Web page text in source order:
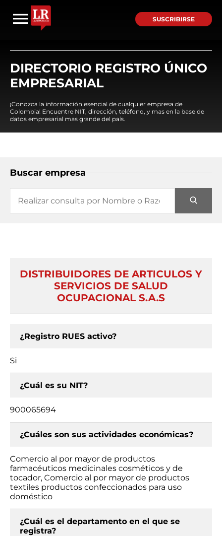
SUSCRIBIRSE
DIRECTORIO REGISTRO ÚNICO
EMPRESARIAL
¡Conozca la información esencial de cualquier empresa de
Colombia! Encuentre NIT, dirección, teléfono, y mas en la base de
datos empresarial mas grande del país.
Buscar empresa
DISTRIBUIDORES DE ARTICULOS Y
SERVICIOS DE SALUD
OCUPACIONAL S.A.S
¿Registro RUES activo?
Si
¿Cuál es su NIT?
900065694
¿Cuáles son sus actividades económicas?
Comercio al por mayor de productos
farmacéuticos medicinales cosméticos y de
tocador, Comercio al por mayor de productos
textiles productos confeccionados para uso
doméstico
¿Cuál es el departamento en el que se
registra?